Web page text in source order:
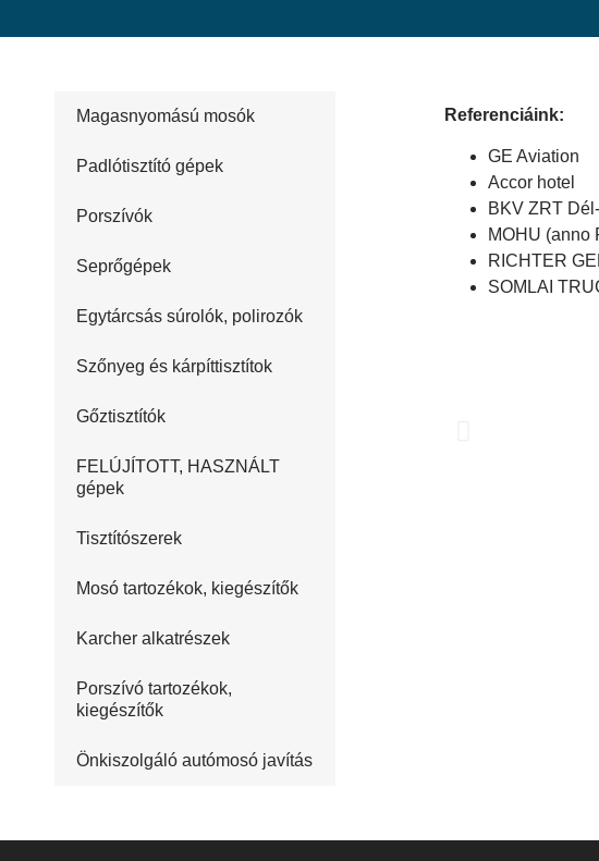
Magasnyomású mosók
Padlótisztító gépek
Porszívók
Seprőgépek
Egytárcsás súrolók, polirozók
Szőnyeg és kárpíttisztítok
Gőztisztítók
FELÚJÍTOTT, HASZNÁLT
gépek
Tisztítószerek
Mosó tartozékok, kiegészítők
Karcher alkatrészek
Porszívó tartozékok,
kiegészítők
Önkiszolgáló autómosó javítás
Referenciáink:
GE Aviation
Accor hotel
BKV ZRT
MOHU (anno
RICHTER
SOMLAI